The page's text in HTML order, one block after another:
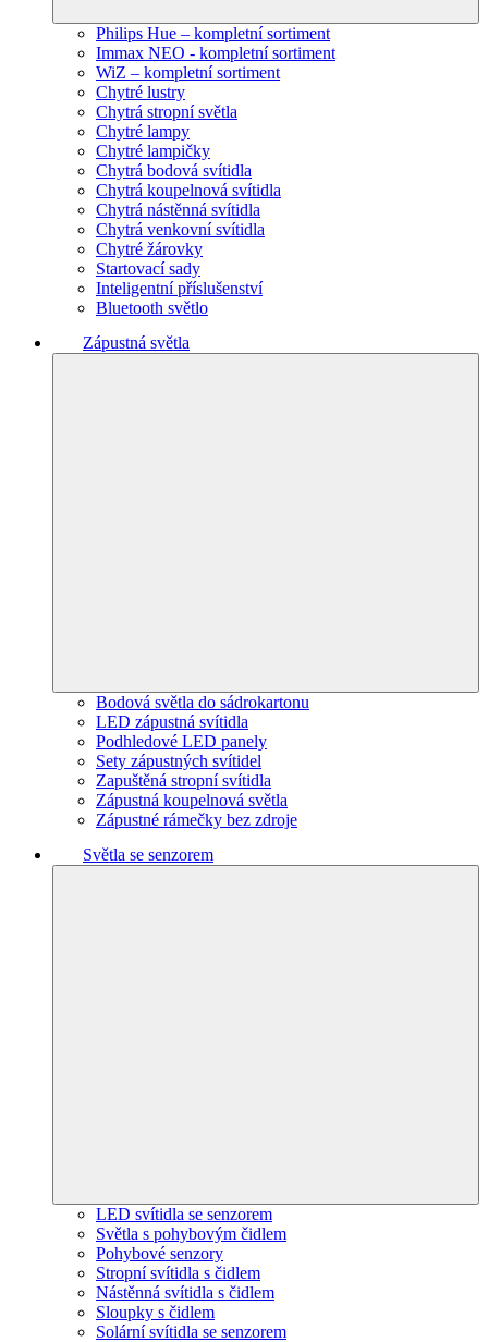
Philips Hue – kompletní sortiment
Immax NEO - kompletní sortiment
WiZ – kompletní sortiment
Chytré lustry
Chytrá stropní světla
Chytré lampy
Chytré lampičky
Chytrá bodová svítidla
Chytrá koupelnová svítidla
Chytrá nástěnná svítidla
Chytrá venkovní svítidla
Chytré žárovky
Startovací sady
Inteligentní příslušenství
Bluetooth světlo
Zápustná světla
Bodová světla do sádrokartonu
LED zápustná svítidla
Podhledové LED panely
Sety zápustných svítidel
Zapuštěná stropní svítidla
Zápustná koupelnová světla
Zápustné rámečky bez zdroje
Světla se senzorem
LED svítidla se senzorem
Světla s pohybovým čidlem
Pohybové senzory
Stropní svítidla s čidlem
Nástěnná svítidla s čidlem
Sloupky s čidlem
Solární svítidla se senzorem